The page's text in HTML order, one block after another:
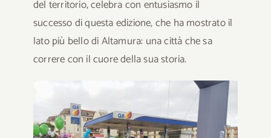
del territorio, celebra con entusiasmo il
successo di questa edizione, che ha mostrato il
lato più bello di Altamura: una città che sa
correre con il cuore della sua storia.